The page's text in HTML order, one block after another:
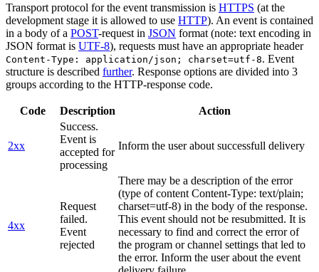
Transport protocol for the event transmission is HTTPS (at the
development stage it is allowed to use HTTP). An event is contained
in a body of a POST-request in JSON format (note: text encoding in
JSON format is UTF-8), requests must have an appropriate header
Content-Type: application/json; charset=utf-8. Event
structure is described further. Response options are divided into 3
groups according to the HTTP-response code.
Code Description Action
2xx
Success.
Event is
accepted for
processing
Inform the user about successfull delivery
4xx
Request
failed.
Event
rejected
There may be a description of the error
(type of content Content-Type: text/plain;
charset=utf-8) in the body of the response.
This event should not be resubmitted. It is
necessary to find and correct the error of
the program or channel settings that led to
the error. Inform the user about the event